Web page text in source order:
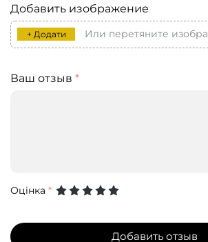
Добавить изображение
+ Додати Или перетяните
Ваш отзыв *
Оцінка *
Добавить отзыв